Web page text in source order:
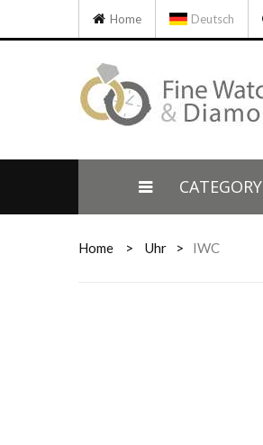
Home Deutsch
CATEGORY
Home > Uhr > IWC